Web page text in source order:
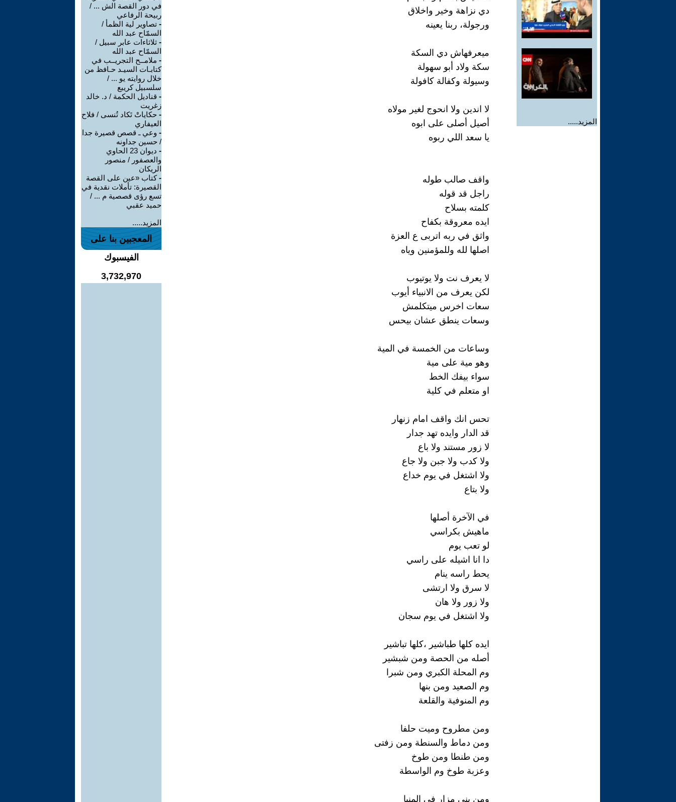
المزيد.....
دي نزاهة وخير واخلاق
ورجولة، ربنا يعينه
ميعرفهاش دي السكة
سكة ولاد أبو سهولة
وسيولة وكفالة كافولة
لا اندين ولا انحوج لغير مولاه
أصيل أصلى على ابوه
يا سعد اللي ربوه
واقف صالب طوله
راجل قد قوله
كلمته بسلاح
ايده معروقة بكفاح
واثق في ربه اتربى ع العزة
اصلها لله وللمؤمنين وياه
لا يعرف نت ولا يوتيوب
لكن يعرف من الانبياء أيوب
سعات اخرس ميتكلمش
وسعات ينطق عشان بيحس
وساعات من الخمسة في المية
وهو مية على مية
سواء بيفك الخط
او متعلم في كلية
تحس انك واقف امام زنهار
قد الدار وايده تهد جدار
لا زور مستند ولا باع
ولا كدب ولا جبن ولا جاع
ولا اشتغل في يوم خداع
ولا بتاع
في الآخرة أصلها
ماهيش بكراسي
لو تعب يوم
دا انا اشيله على راسي
يحط راسه ينام
لا سرق ولا ارتشى
ولا زور ولا هان
ولا اشتغل في يوم سجان
ايده كلها طباشير ،كلها تباشير
أصله من الحصة ومن شبشير
وم المحلة الكبري ومن شبرا
وم الصعيد ومن بنها
وم المنوفية والقلعة
ومن مطروح وميت حلفا
ومن دماط والسنطة ومن زفتى
ومن طنطا ومن طوخ
وعزبة طوخ وم الواسطة
ومن بني مزار في المنيا
في دور القصة الش ... /
ربيحة الرفاعي
- تصاوير لية الظمأ /
السمّاح عبد الله
- ثلاثاءات عابر سبيل /
السمّاح عبد الله
- ملامــح التجريــب في
كتابـات السيـد حـافظ من
خلال روايته يو ... /
سلسبيل كريبع
- قناديل الحكمة / د. خالد
زغريت
- حكاياتْ تَكاد تُنسى / فلاح
العيفاري
- وعي ـ قصص قصيرة جدا
/ حسين جداونه
-
ديوان 23 الحاوي
والعصفور / منصور
الريكان
-كتاب «عين على القصة
القصيرة: تأملات نقدية في
تسع رؤى قصصية م ... /
حميد عقبي
المزيد.....
المعجبين بنا على
الفيسبوك
3,732,970